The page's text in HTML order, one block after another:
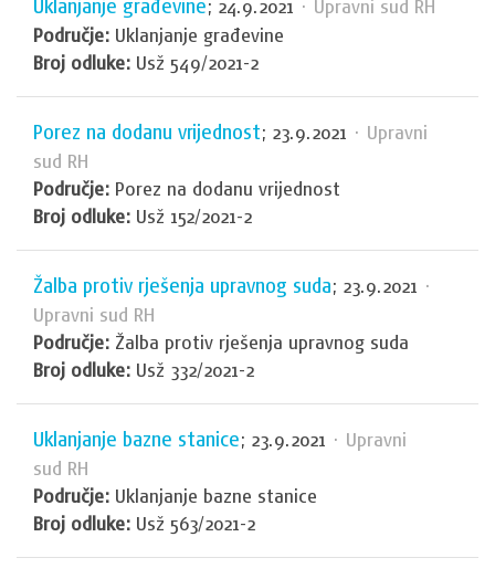
Uklanjanje građevine; 24.9.2021 · Upravni sud RH
Područje: Uklanjanje građevine
Broj odluke: Usž 549/2021-2
Porez na dodanu vrijednost; 23.9.2021 · Upravni
sud RH
Područje: Porez na dodanu vrijednost
Broj odluke: Usž 152/2021-2
Žalba protiv rješenja upravnog suda; 23.9.2021 ·
Upravni sud RH
Područje: Žalba protiv rješenja upravnog suda
Broj odluke: Usž 332/2021-2
Uklanjanje bazne stanice; 23.9.2021 · Upravni
sud RH
Područje: Uklanjanje bazne stanice
Broj odluke: Usž 563/2021-2